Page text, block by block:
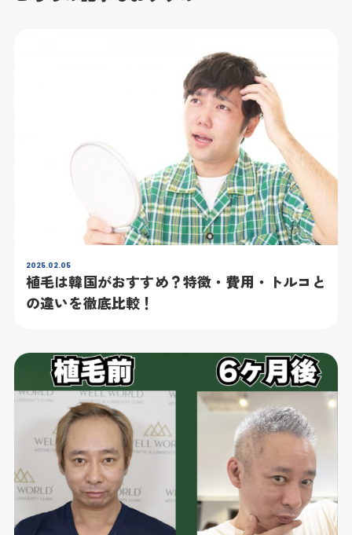
2025.02.05
植毛は韓国がおすすめ？特徴・費用・トルコと
の違いを徹底比較！